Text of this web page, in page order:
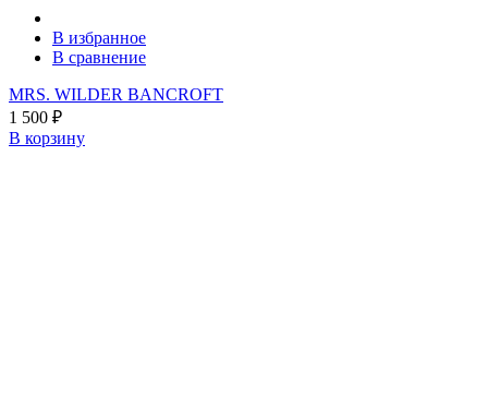
В избранное
В сравнение
MRS. WILDER BANCROFT
1 500 ₽
В корзину